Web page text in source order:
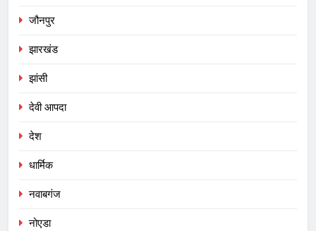
जौनपुर
झारखंड
झांसी
देवी आपदा
देश
धार्मिक
नवाबगंज
नोएडा